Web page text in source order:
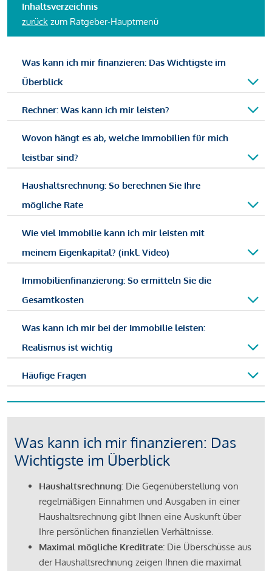
Inhaltsverzeichnis
zurück zum Ratgeber-Hauptmenü
Was kann ich mir finanzieren: Das Wichtigste im
Überblick
Rechner: Was kann ich mir leisten?
Wovon hängt es ab, welche Immobilien für mich
leistbar sind?
Haushaltsrechnung: So berechnen Sie Ihre
mögliche Rate
Wie viel Immobilie kann ich mir leisten mit
meinem Eigenkapital? (inkl. Video)
Immobilienfinanzierung: So ermitteln Sie die
Gesamtkosten
Was kann ich mir bei der Immobilie leisten:
Realismus ist wichtig
Häufige Fragen
Was kann ich mir finanzieren: Das
Wichtigste im Überblick
Haushaltsrechnung: Die Gegenüberstellung von
regelmäßigen Einnahmen und Ausgaben in einer
Haushaltsrechnung gibt Ihnen eine Auskunft über
Ihre persönlichen finanziellen Verhältnisse.
Maximal mögliche Kreditrate: Die Überschüsse aus
der Haushaltsrechnung zeigen Ihnen die maximal